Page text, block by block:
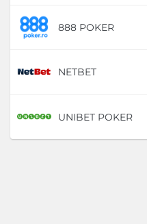
888 POKER
NETBET
UNIBET POKER